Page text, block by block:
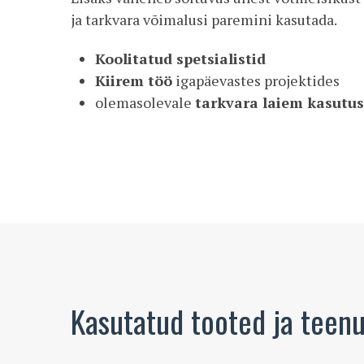
ja tarkvara võimalusi paremini kasutada.
Koolitatud spetsialistid
Kiirem töö igapäevastes projektides
olemasolevale tarkvara laiem kasutus
Kasutatud tooted ja